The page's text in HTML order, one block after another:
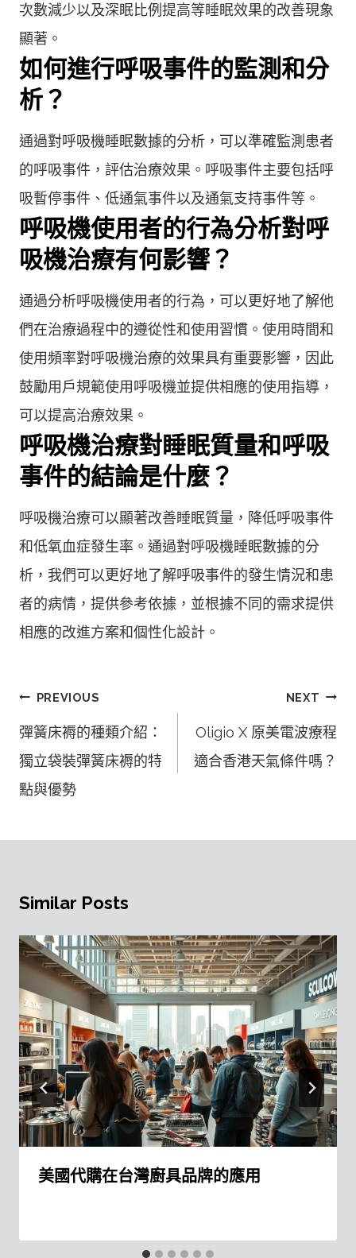
次數減少以及深眠比例提高等睡眠效果的改善現象
顯著。
如何進行呼吸事件的監測和分
析？
通過對呼吸機睡眠數據的分析，可以準確監測患者
的呼吸事件，評估治療效果。呼吸事件主要包括呼
吸暫停事件、低通氣事件以及通氣支持事件等。
呼吸機使用者的行為分析對呼
吸機治療有何影響？
通過分析呼吸機使用者的行為，可以更好地了解他
們在治療過程中的遵從性和使用習慣。使用時間和
使用頻率對呼吸機治療的效果具有重要影響，因此
鼓勵用戶規範使用呼吸機並提供相應的使用指導，
可以提高治療效果。
呼吸機治療對睡眠質量和呼吸
事件的結論是什麼？
呼吸機治療可以顯著改善睡眠質量，降低呼吸事件
和低氧血症發生率。通過對呼吸機睡眠數據的分
析，我們可以更好地了解呼吸事件的發生情況和患
者的病情，提供參考依據，並根據不同的需求提供
相應的改進方案和個性化設計。
文
章
覽
PREVIOUS
彈簧床褥的種類介紹：
獨立袋裝彈簧床褥的特
點與優勢
NEXT
Oligio X 原美電波療程
適合香港天氣條件嗎？
Similar Posts
美國代購在台灣廚具品牌的應用